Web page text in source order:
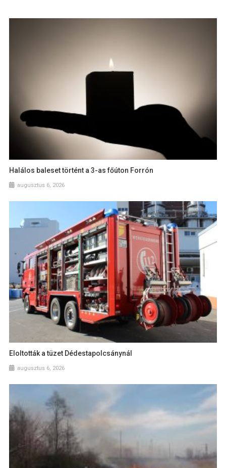
Halálos baleset történt a 3-as főúton Forrón
augusztus 6, 2026
Eloltották a tüzet Dédestapolcsánynál
augusztus 6, 2026